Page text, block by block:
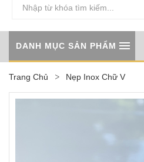
DANH MỤC SẢN PHẨM
Trang Chủ Nẹp Inox Chữ V